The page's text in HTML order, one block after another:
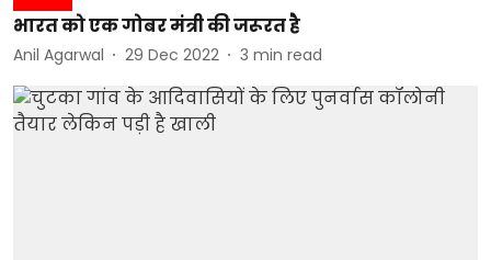
भारत को एक गोबर मंत्री की जरूरत है
Anil Agarwal 29 Dec 2022 3 min read